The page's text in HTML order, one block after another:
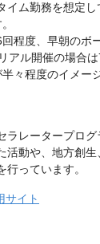
イム勤務を想定
程度、早朝のボ
アル開催の場合
々程度のイメー
ラレータープロ
活動や、地方創
行っています。
サイト